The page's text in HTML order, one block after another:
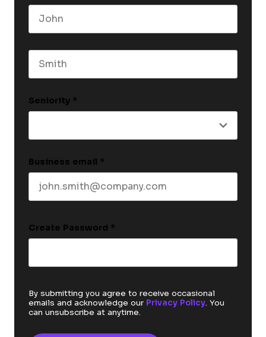
Seniority *
Business email *
Create Password *
By submitting you agree to receive occasional
emails and acknowledge our Privacy Policy. You
can unsubscribe at anytime.